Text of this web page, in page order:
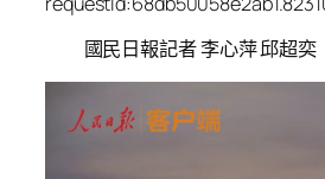
國民日報記者 李心萍 邱超奕